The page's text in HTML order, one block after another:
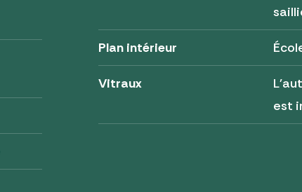
Plan intérieur
Vitraux
est